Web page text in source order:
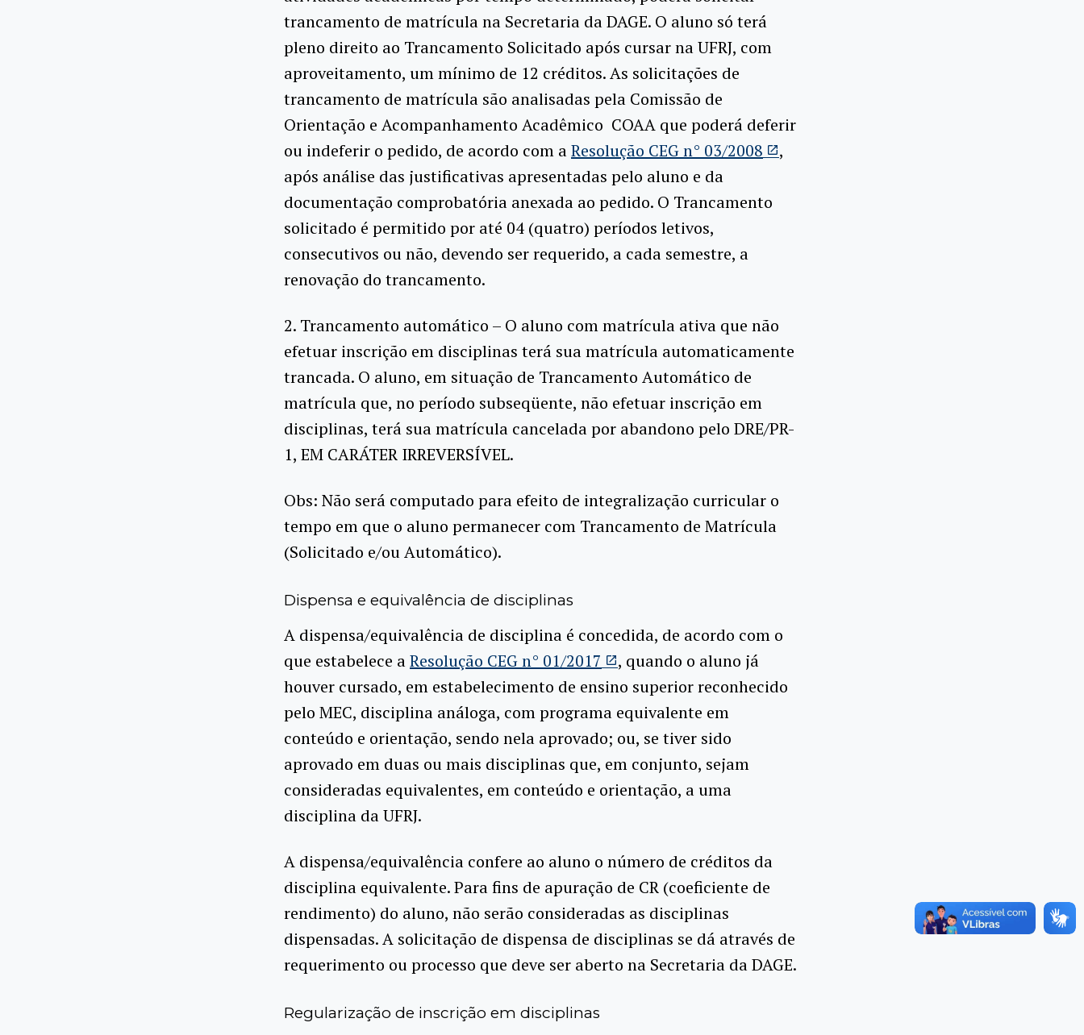
trancamento de matrícula na Secretaria da DAGE. O aluno só terá
pleno direito ao Trancamento Solicitado após cursar na UFRJ, com
aproveitamento, um mínimo de 12 créditos. As solicitações de
trancamento de matrícula são analisadas pela Comissão de
Orientação e Acompanhamento Acadêmico  COAA que poderá deferir
ou indeferir o pedido, de acordo com aResolução CEG n° 03/2008
,
após análise das justificativas apresentadas pelo aluno e da
documentação comprobatória anexada ao pedido. O Trancamento
solicitado é permitido por até 04 (quatro) períodos letivos,
consecutivos ou não, devendo ser requerido, a cada semestre, a
renovação do trancamento.
2. Trancamento automático – O aluno com matrícula ativa que não
efetuar inscrição em disciplinas terá sua matrícula automaticamente
trancada. O aluno, em situação de Trancamento Automático de
matrícula que, no período subseqüente, não efetuar inscrição em
disciplinas, terá sua matrícula cancelada por abandono pelo DRE/PR-
1, EM CARÁTER IRREVERSÍVEL.
Obs: Não será computado para efeito de integralização curricular o
tempo em que o aluno permanecer com Trancamento de Matrícula
(Solicitado e/ou Automático).
Dispensa e equivalência de disciplinas
A dispensa/equivalência de disciplina é concedida, de acordo com o
que estabelece aResolução CEG n° 01/2017
, quando o aluno já
houver cursado, em estabelecimento de ensino superior reconhecido
pelo MEC, disciplina análoga, com programa equivalente em
conteúdo e orientação, sendo nela aprovado; ou, se tiver sido
aprovado em duas ou mais disciplinas que, em conjunto, sejam
consideradas equivalentes, em conteúdo e orientação, a uma
disciplina da UFRJ.
A dispensa/equivalência confere ao aluno o número de créditos da
disciplina equivalente. Para fins de apuração de CR (coeficiente de
rendimento) do aluno, não serão consideradas as disciplinas
dispensadas. A solicitação de dispensa de disciplinas se dá através de
requerimento ou processo que deve ser aberto na Secretaria da DAGE.
Regularização de inscrição em disciplinas